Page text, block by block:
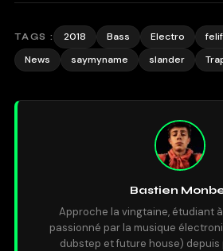
TAGS : 2018 Bass Electro
News
saymyname slander
Bastien
Approche la vingtaine, étudiant
passionné par la musique
dubstep et future house) depuis